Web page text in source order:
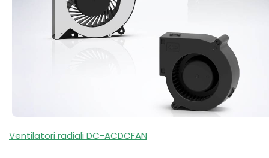
Ventilatori radiali DC-ACDCFAN